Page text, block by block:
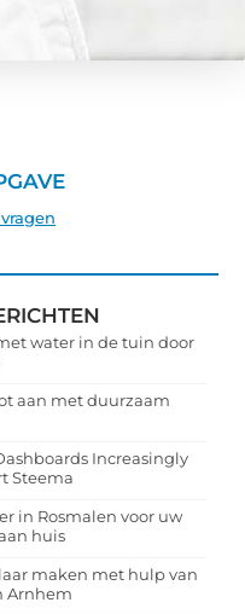
water in de tuin door
aan met duurzaam
Increasingly
Steema
in Rosmalen voor uw
huis
maken met hulp van
Arnhem